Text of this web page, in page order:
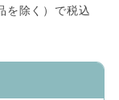
を除く）で税込